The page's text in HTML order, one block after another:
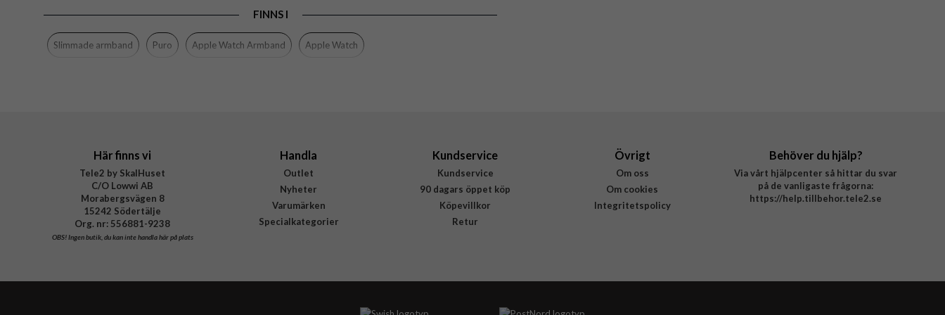
FINNS I
Slimmade armband Puro Apple Watch Armband Apple Watch
Här finns vi
Tele2 by SkalHuset
C/O Lowwi AB
Morabergsvägen 8
15242 Södertälje
Org. nr: 556881-9238
OBS!Ingen butik, du kan inte handla här på plats
Handla
Outlet
Nyheter
Varumärken
Specialkategorier
Kundservice
Kundservice
90 dagars öppet köp
Köpevillkor
Retur
Övrigt
Om oss
Om cookies
Integritetspolicy
Behöver du hjälp?
Via vårt hjälpcenter så hittar du svar
på de vanligaste frågorna:
https://help.tillbehor.tele2.se